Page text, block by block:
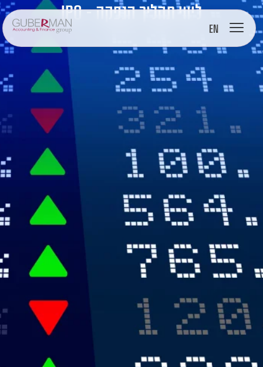
EN
ליווי תהליך הנפקה –IPO